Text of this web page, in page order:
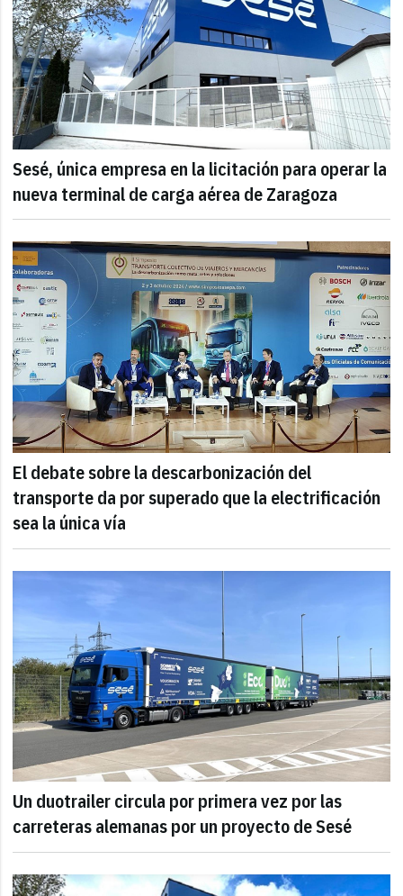
Sesé, única empresa en la licitación para operar la
nueva terminal de carga aérea de Zaragoza
El debate sobre la descarbonización del
transporte da por superado que la electrificación
sea la única vía
Un duotrailer circula por primera vez por las
carreteras alemanas por un proyecto de Sesé